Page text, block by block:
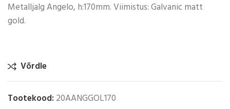
Metalljalg Angelo, h:170mm. Viimistus: Galvanic matt
gold.
Võrdle
Tootekood: 20AANGGOL170